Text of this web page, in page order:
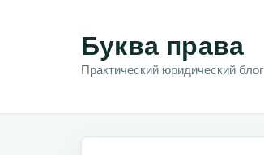
Буква права
Практический юридический блог